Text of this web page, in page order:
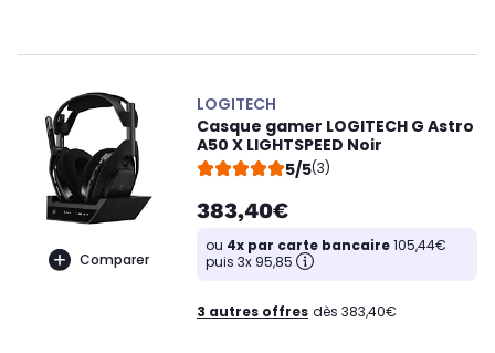
Comparer
LOGITECH
Casque gamer LOGITECH G Astro
A50 X LIGHTSPEED Noir
5/5(3)
383,40€
ou 4x par carte bancaire105,44€
puis 3x 95,85
3 autres offres dès 383,40€